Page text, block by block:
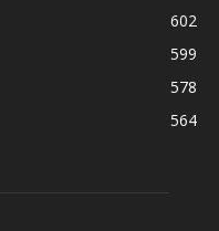
602
599
578
564